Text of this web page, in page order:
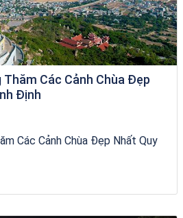
Các Cảnh Chùa Đẹp
Định
Các Cảnh Chùa Đẹp Nhất Quy